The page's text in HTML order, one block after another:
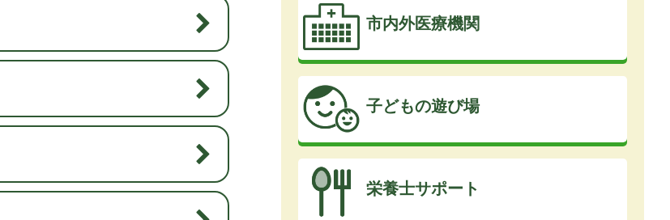
市内外医療機関
子どもの遊び場
栄養士サポート